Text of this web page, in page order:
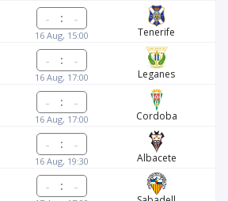
:
16 Aug, 15:00 Tenerife
:
16 Aug, 17:00 Leganes
:
16 Aug, 17:00 Cordoba
:
16 Aug, 19:30 Albacete
: